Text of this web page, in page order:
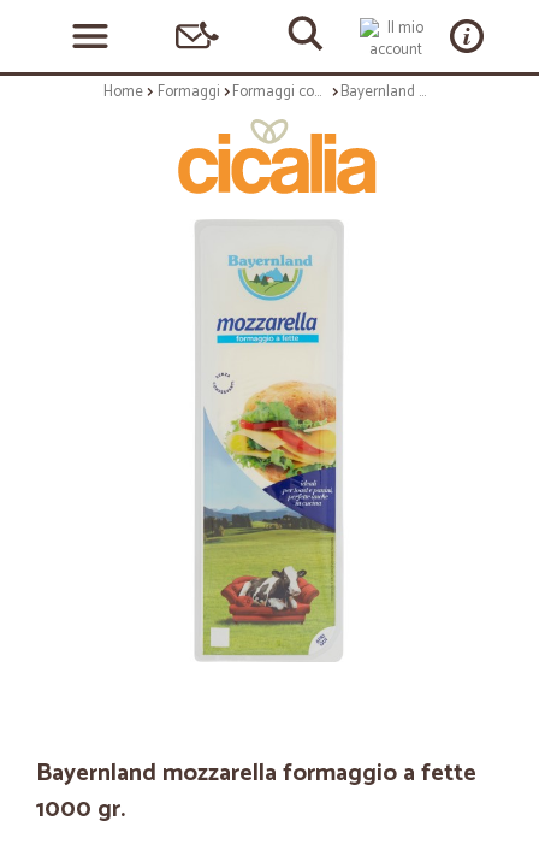
Home Formaggi Formaggi confezionati Bayernland mozzarella formaggio a fette 1000 gr.
Bayernland mozzarella formaggio a fette
1000 gr.